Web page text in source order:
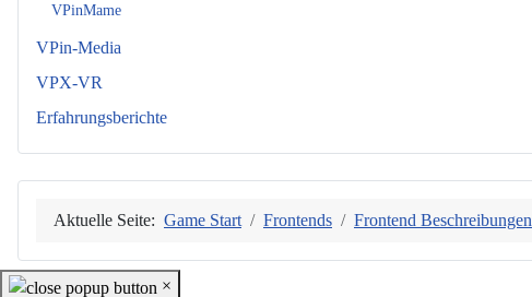
VPinMame
VPin-Media
VPX-VR
Erfahrungsberichte
Aktuelle Seite: Game Start Frontends Frontend Beschreibungen
×